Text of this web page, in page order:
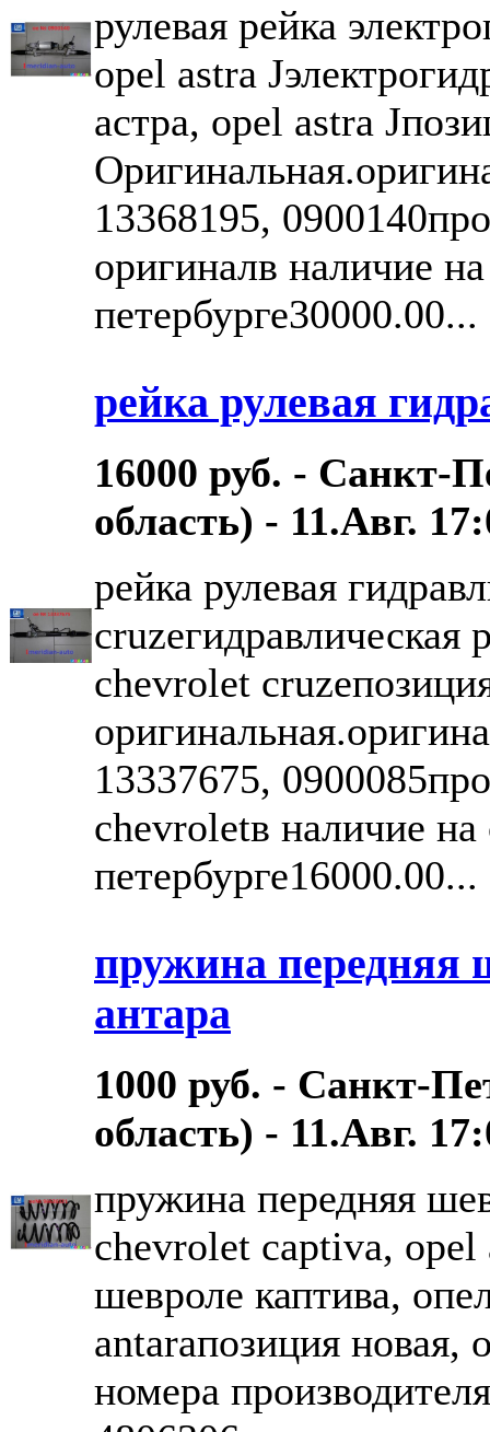
рулевая рейка
opel astra
астра, opel astra
13368195,
оригиналв наличие
петербурге30000.00...
рейка рулевая
16000 руб. - Санкт-
область) - 11.Авг.
рейка рулевая
cruzeгидравлическая
chevrolet
13337675,
chevroletв наличие на
петербурге16000.00...
пружина передняя
антара
1000 руб. - Санкт-
область) - 11.Авг.
пружина передняя
chevrolet captiva, opel
шевроле каптива,
antaraпозиция новая,
номера